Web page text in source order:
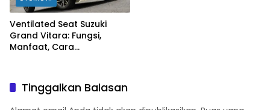
Ventilated Seat Suzuki
Grand Vitara: Fungsi,
Manfaat, Cara
Tinggalkan Balasan